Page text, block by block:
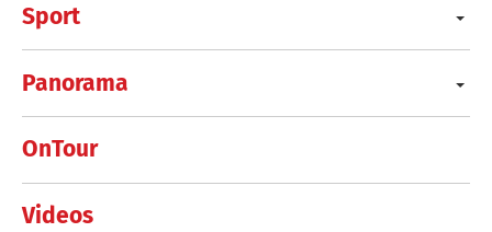
Sport
Panorama
OnTour
Videos